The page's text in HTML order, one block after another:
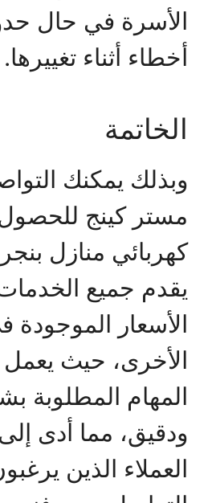
الأسرة في حال
أخطاء أثناء تغييرها.
الخاتمة
وبذلك يمكنك
مستر كينج
كهربائي منازل
يقدم جميع
الأسعار الموجودة
الأخرى، حيث يعمل
المهام المطلوبة
ودقيق، مما أدى
العملاء الذين